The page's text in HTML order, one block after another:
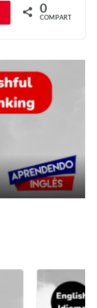
0
COMPART.